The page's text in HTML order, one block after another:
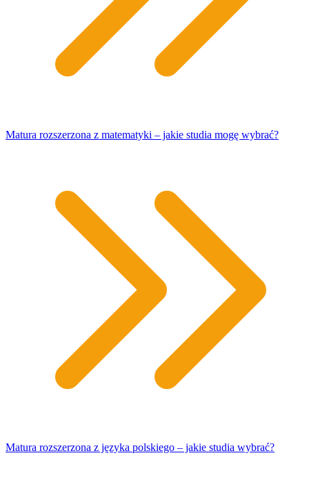
Matura rozszerzona z matematyki – jakie studia mogę wybrać?
Matura rozszerzona z języka polskiego – jakie studia wybrać?